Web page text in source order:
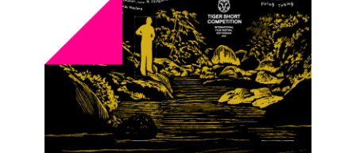
ВС, СЕНТЯБРЬ 6, 202614:30
МИРЫ И МИФЫ